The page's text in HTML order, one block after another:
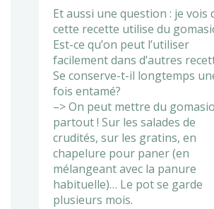
Et aussi une question : je vois
cette recette utilise du
Est-ce qu’on peut l’utiliser
facilement dans d’autres
Se conserve-t-il longtemps
fois entamé?
–> On peut mettre du gomasio
partout ! Sur les salades de
crudités, sur les gratins, en
chapelure pour paner (en
mélangeant avec la panure
habituelle)… Le pot se garde
plusieurs mois.